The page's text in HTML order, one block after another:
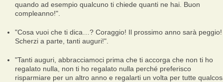
quando ad esempio qualcuno ti chiede quanti ne hai. Buon
compleanno!".
"Cosa vuoi che ti dica…? Coraggio! Il prossimo anno sarà peggio!
Scherzi a parte, tanti auguri!".
"Tanti auguri, abbracciamoci prima che ti accorga che non ti ho
regalato nulla, non ti ho regalato nulla perché preferisco
risparmiare per un altro anno e regalarti un volta per tutte